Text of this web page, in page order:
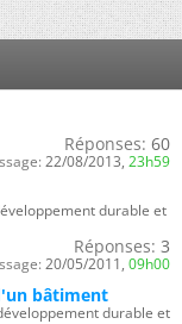
Réponses: 60
22/08/2013, 23h59
durable et
Réponses: 3
20/05/2011, 09h00
bâtiment
durable et